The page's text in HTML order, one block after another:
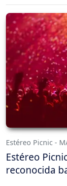
Estéreo Picnic -
Estéreo
reconocida